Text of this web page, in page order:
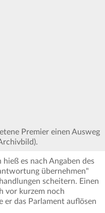
Premier einen Ausweg
es nach Angaben des
übernehmen"
scheitern. Einen
vor kurzem noch
er das Parlament auflösen